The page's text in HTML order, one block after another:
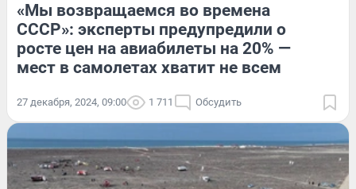
«Мы возвращаемся во времена
СССР»: эксперты предупредили о
росте цен на авиабилеты на 20% —
мест в самолетах хватит не всем
27 декабря, 2024, 09:00 1 711 Обсудить